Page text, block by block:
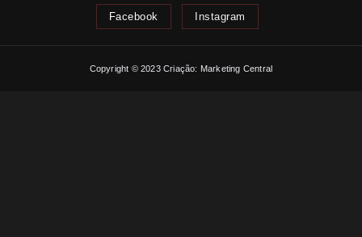
Facebook Instagram
Copyright © 2023 Criação: Marketing Central